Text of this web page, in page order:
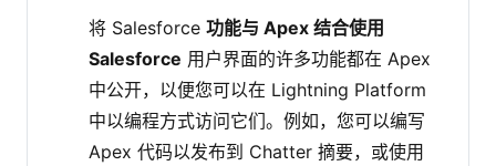
将 Salesforce 功能与 Apex 结合使用
Salesforce 用户界面的许多功能都在 Apex
中公开，以便您可以在 Lightning Platform
中以编程方式访问它们。例如，您可以编写
Apex 代码以发布到 Chatter 摘要，或使用